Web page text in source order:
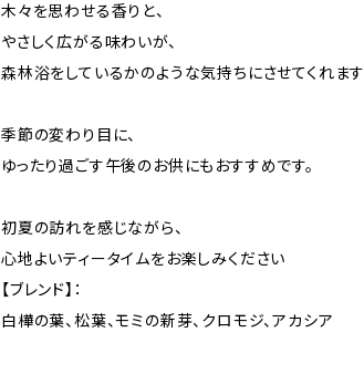
木々を思わせる香りと、
やさしく広がる味わいが、
森林浴をしているかのような気持ちにさせてくれます
季節の変わり目に、
ゆったり過ごす午後のお供にもおすすめです。
初夏の訪れを感じながら、
心地よいティータイムをお楽しみください
【ブレンド】：
白樺の葉、松葉、モミの新芽、クロモジ、アカシア